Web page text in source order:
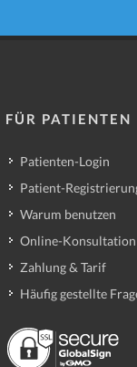
FÜR PATIENTEN
Patienten-Login
Patient-
Warum benutzen
Online-Konsultation
Zahlung & Tarif
Häufig gestellte